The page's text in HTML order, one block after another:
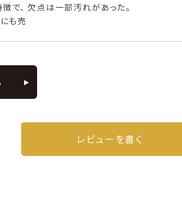
で、
も売
欠点は一部汚れがあった。
レビューを書く